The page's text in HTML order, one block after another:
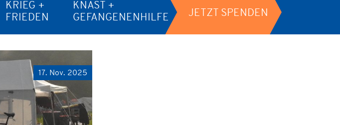
KRIEG +
FRIEDEN
KNAST +
GEFANGENENHILFE
JETZT SPENDEN
17. Nov. 2025